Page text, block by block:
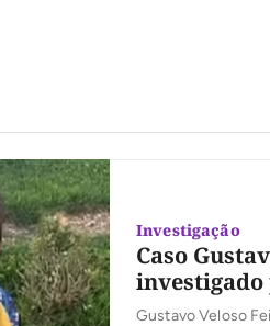
Investigação
Caso
investigado
Gustavo Veloso